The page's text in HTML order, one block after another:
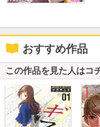
おすすめ作品
この作品を見た人はコ